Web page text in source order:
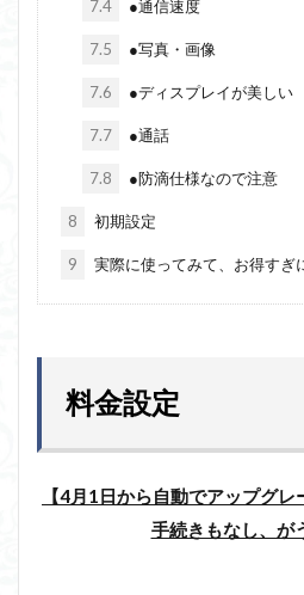
7.4 ●通信速度
7.5 ●写真・画像
7.6 ●ディスプレイが美しい
7.7 ●通話
7.8 ●防滴仕様なので注意
8 初期設定
9 実際に使ってみて、お得すぎ
料金設定
【4月1日から自動でアップグ
手続きもなし、が